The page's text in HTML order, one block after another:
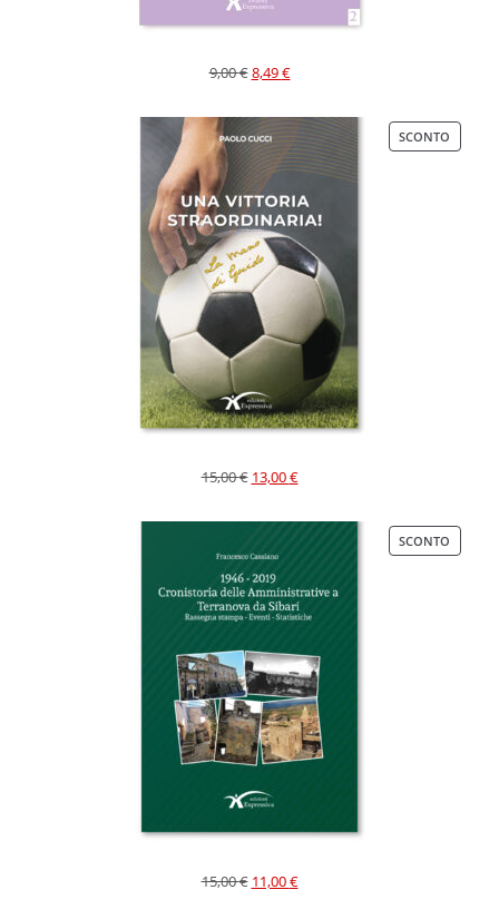
9,00€8,49€
SCONTO
15,00€ 13,00€
SCONTO
15,00€ 11,00€